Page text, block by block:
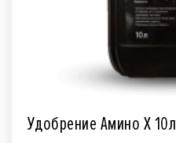
Удобрение Амино Х 10л